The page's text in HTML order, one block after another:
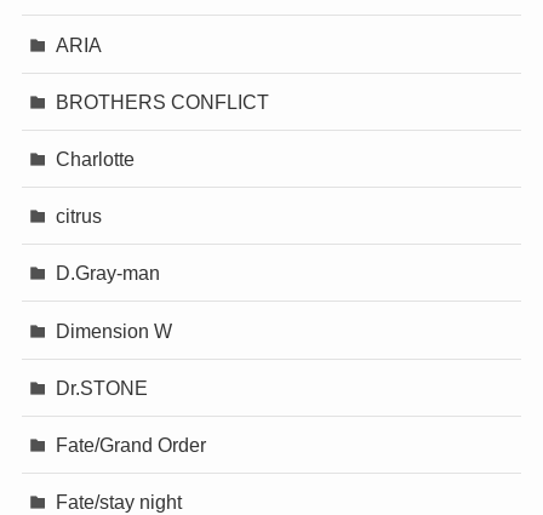
ARIA
BROTHERS CONFLICT
Charlotte
citrus
D.Gray-man
Dimension W
Dr.STONE
Fate/Grand Order
Fate/stay night